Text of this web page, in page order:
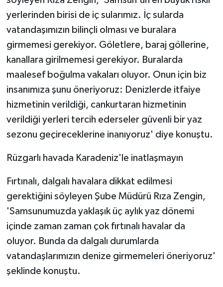
yerlerinden birisi de iç sularımız. İç sularda
vatandaşımızın bilinçli olması ve buralara
girmemesi gerekiyor. Göletlere, baraj göllerine,
kanallara girilmemesi gerekiyor. Buralarda
maalesef boğulma vakaları oluyor. Onun için biz
insanımıza şunu öneriyoruz: Denizlerde itfaiye
hizmetinin verildiği, cankurtaran hizmetinin
verildiği yerleri tercih ederseler güvenli bir yaz
sezonu geçireceklerine inanıyoruz' diye konuştu.
Rüzgarlı havada Karadeniz'le inatlaşmayın
Fırtınalı, dalgalı havalara dikkat edilmesi
gerektiğini söyleyen Şube Müdürü Rıza Zengin,
'Samsunumuzda yaklaşık üç aylık yaz dönemi
içinde zaman zaman çok fırtınalı havalar da
oluyor. Bunda da dalgalı durumlarda
vatandaşlarımızın denize girmemeleri öneriyoruz'
şeklinde konuştu.